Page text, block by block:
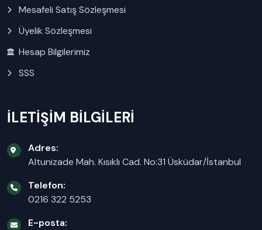
Mesafeli Satış Sözleşmesi
Üyelik Sözleşmesi
Hesap Bilgilerimiz
SSS
İLETİŞİM BİLGİLERİ
Adres:
Altunizade Mah. Kısıklı Cad. No:31 Üsküdar/İstanbul
Telefon:
0216 322 5253
E-posta: